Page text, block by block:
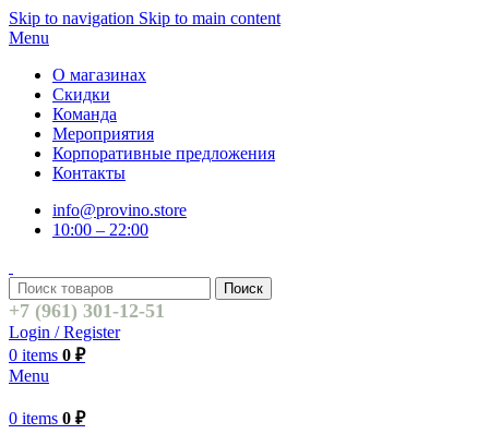
Skip to navigation Skip to main content
Menu
О магазинах
Скидки
Команда
Мероприятия
Корпоративные предложения
Контакты
info@provino.store
10:00 – 22:00
Поиск
+7 (961) 301-12-51
Login / Register
0 items 0 ₽
Menu
0 items 0 ₽